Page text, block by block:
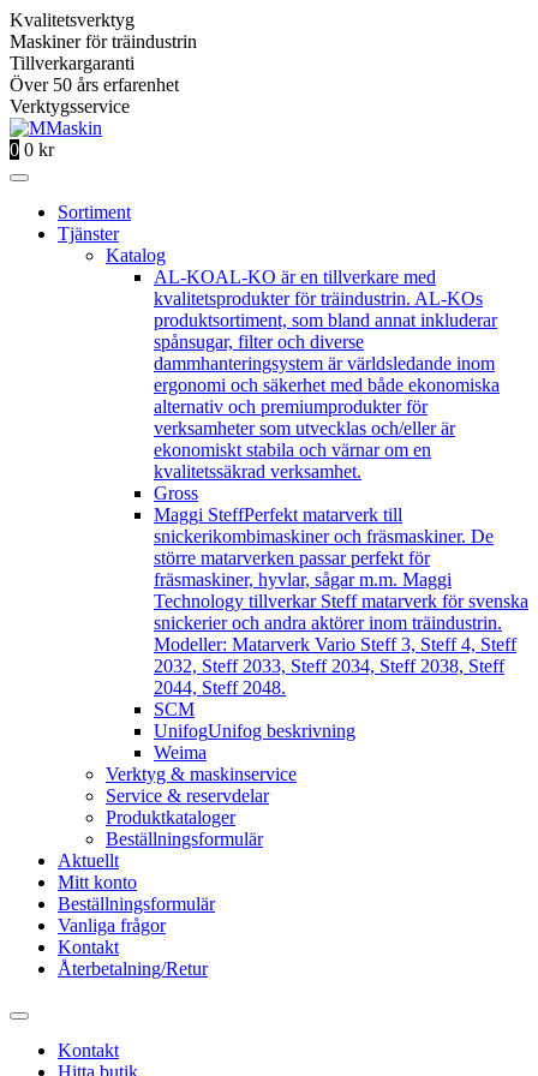
Kvalitetsverktyg
Maskiner för träindustrin
Tillverkargaranti
Över 50 års erfarenhet
Verktygsservice
0 0 kr
Sortiment
Tjänster
Katalog
AL-KOAL-KO är en tillverkare med
kvalitetsprodukter för träindustrin. AL-KOs
produktsortiment, som bland annat inkluderar
spånsugar, filter och diverse
dammhanteringsystem är världsledande inom
ergonomi och säkerhet med både ekonomiska
alternativ och premiumprodukter för
verksamheter som utvecklas och/eller är
ekonomiskt stabila och värnar om en
kvalitetssäkrad verksamhet.
Gross
Maggi SteffPerfekt matarverk till
snickerikombimaskiner och fräsmaskiner. De
större matarverken passar perfekt för
fräsmaskiner, hyvlar, sågar m.m. Maggi
Technology tillverkar Steff matarverk för svenska
snickerier och andra aktörer inom träindustrin.
Modeller: Matarverk Vario Steff 3, Steff 4, Steff
2032, Steff 2033, Steff 2034, Steff 2038, Steff
2044, Steff 2048.
SCM
UnifogUnifog beskrivning
Weima
Verktyg & maskinservice
Service & reservdelar
Produktkataloger
Beställningsformulär
Aktuellt
Mitt konto
Beställningsformulär
Vanliga frågor
Kontakt
Återbetalning/Retur
Kontakt
Hitta butik